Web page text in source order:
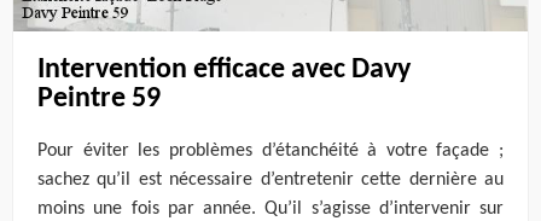
Intervention efficace avec Davy
Peintre 59
Pour éviter les problèmes d’étanchéité à votre façade ;
sachez qu’il est nécessaire d’entretenir cette dernière au
moins une fois par année. Qu’il s’agisse d’intervenir sur